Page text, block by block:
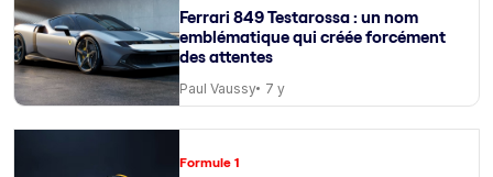
Ferrari 849 Testarossa : un nom
emblématique qui créée forcément
des attentes
Paul Vaussy 7 y
Formule 1